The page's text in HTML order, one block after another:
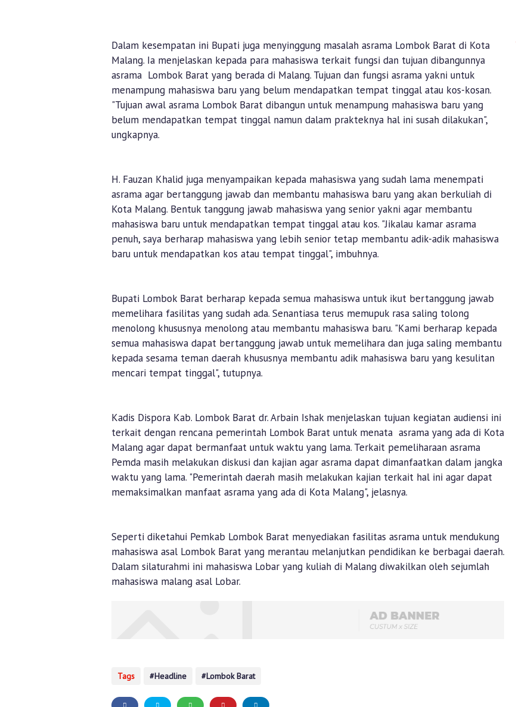
Dalam kesempatan ini Bupati juga menyinggung masalah asrama Lombok Barat di Kota
Malang. Ia menjelaskan kepada para mahasiswa terkait fungsi dan tujuan dibangunnya
asrama Lombok Barat yang berada di Malang. Tujuan dan fungsi asrama yakni untuk
menampung mahasiswa baru yang belum mendapatkan tempat tinggal atau kos-kosan.
"Tujuan awal asrama Lombok Barat dibangun untuk menampung mahasiswa baru yang
belum mendapatkan tempat tinggal namun dalam prakteknya hal ini susah dilakukan",
ungkapnya.
H. Fauzan Khalid juga menyampaikan kepada mahasiswa yang sudah lama menempati
asrama agar bertanggung jawab dan membantu mahasiswa baru yang akan berkuliah di
Kota Malang. Bentuk tanggung jawab mahasiswa yang senior yakni agar membantu
mahasiswa baru untuk mendapatkan tempat tinggal atau kos. "Jikalau kamar asrama
penuh, saya berharap mahasiswa yang lebih senior tetap membantu adik-adik mahasiswa
baru untuk mendapatkan kos atau tempat tinggal", imbuhnya.
Bupati Lombok Barat berharap kepada semua mahasiswa untuk ikut bertanggung jawab
memelihara fasilitas yang sudah ada. Senantiasa terus memupuk rasa saling tolong
menolong khususnya menolong atau membantu mahasiswa baru. "Kami berharap kepada
semua mahasiswa dapat bertanggung jawab untuk memelihara dan juga saling membantu
kepada sesama teman daerah khususnya membantu adik mahasiswa baru yang kesulitan
mencari tempat tinggal", tutupnya.
Kadis Dispora Kab. Lombok Barat dr. Arbain Ishak menjelaskan tujuan kegiatan audiensi ini
terkait dengan rencana pemerintah Lombok Barat untuk menata asrama yang ada di Kota
Malang agar dapat bermanfaat untuk waktu yang lama. Terkait pemeliharaan asrama
Pemda masih melakukan diskusi dan kajian agar asrama dapat dimanfaatkan dalam jangka
waktu yang lama. "Pemerintah daerah masih melakukan kajian terkait hal ini agar dapat
memaksimalkan manfaat asrama yang ada di Kota Malang", jelasnya.
Seperti diketahui Pemkab Lombok Barat menyediakan fasilitas asrama untuk mendukung
mahasiswa asal Lombok Barat yang merantau melanjutkan pendidikan ke berbagai daerah.
Dalam silaturahmi ini mahasiswa Lobar yang kuliah di Malang diwakilkan oleh sejumlah
mahasiswa malang asal Lobar.
Tags Headline Lombok Barat